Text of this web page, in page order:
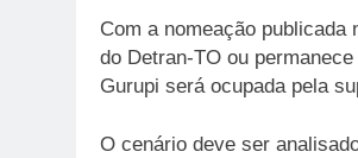
Com a nomeação publicada
do Detran-TO ou
Gurupi será ocupada pela
O cenário deve ser